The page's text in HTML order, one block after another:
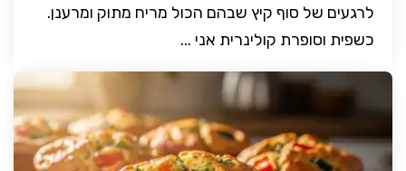
לרגעים של סוף קיץ שבהם הכול מריח מתוק ומרענן.
כשפית וסופרת קולינרית אני ...